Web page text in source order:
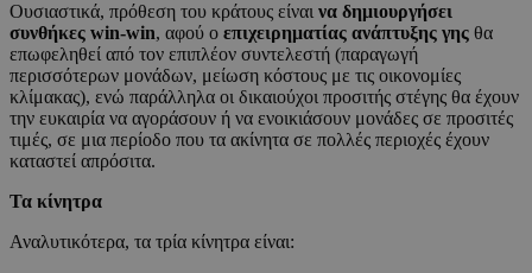
Ουσιαστικά, πρόθεση του κράτους είναι να δημιουργήσει
συνθήκες win-win, αφού ο επιχειρηματίας ανάπτυξης γης θα
επωφεληθεί από τον επιπλέον συντελεστή (παραγωγή
περισσότερων μονάδων, μείωση κόστους με τις οικονομίες
κλίμακας), ενώ παράλληλα οι δικαιούχοι προσιτής στέγης θα έχουν
την ευκαιρία να αγοράσουν ή να ενοικιάσουν μονάδες σε προσιτές
τιμές, σε μια περίοδο που τα ακίνητα σε πολλές περιοχές έχουν
καταστεί απρόσιτα.
Τα κίνητρα
Αναλυτικότερα, τα τρία κίνητρα είναι: